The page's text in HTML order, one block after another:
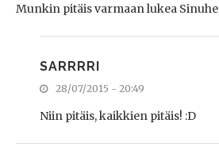
Munkin pitäis varmaan lukea
SARRRRI
28/07/2015 - 20:49
Niin pitäis, kaikkien pitäis! :D